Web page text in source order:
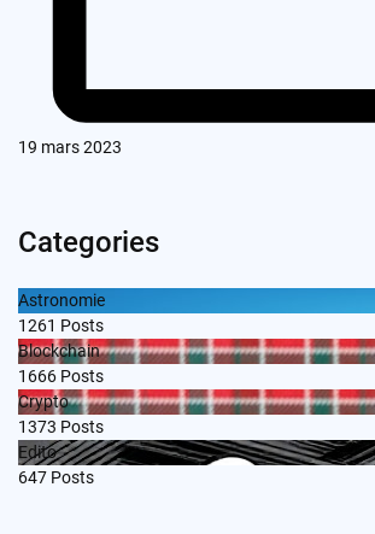
19 mars 2023
Categories
Astronomie
1261 Posts
Blockchain
1666 Posts
Crypto
1373 Posts
Edito
647 Posts